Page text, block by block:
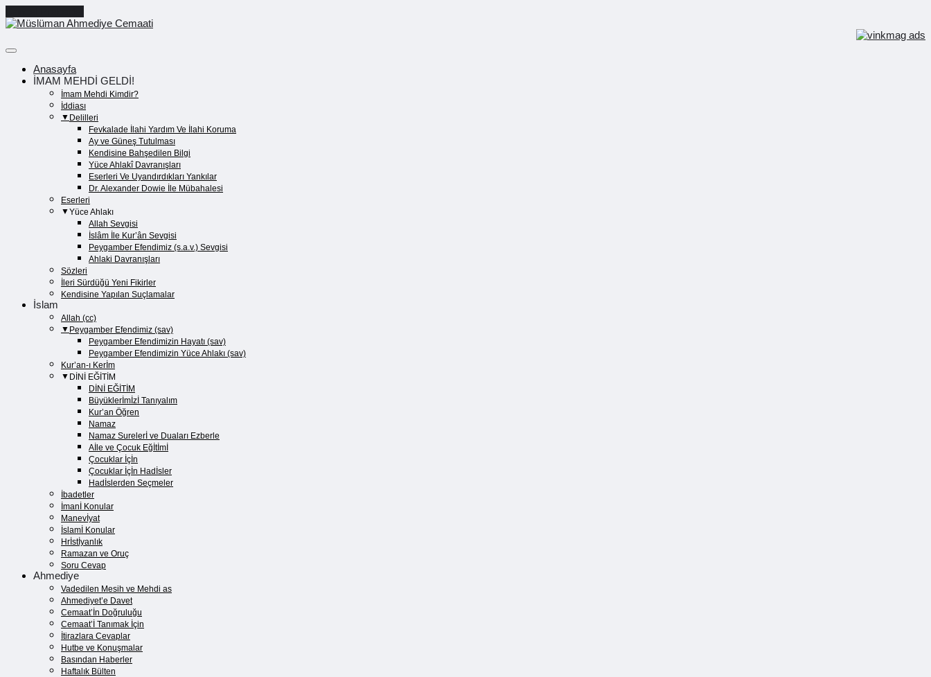
Anasayfa
İMAM MEHDİ GELDİ!
İmam Mehdi Kimdir?
İddiası
Delilleri
Fevkalade İlahi Yardım Ve İlahi Koruma
Ay ve Güneş Tutulması
Kendisine Bahşedilen Bilgi
Yüce Ahlakî Davranışları
Eserleri Ve Uyandırdıkları Yankılar
Dr. Alexander Dowie İle Mübahalesi
Eserleri
Yüce Ahlakı
Allah Sevgisi
İslâm İle Kur’ân Sevgisi
Peygamber Efendimiz (s.a.v.) Sevgisi
Ahlaki Davranışları
Sözleri
İleri Sürdüğü Yeni Fikirler
Kendisine Yapılan Suçlamalar
İslam
Allah (cc)
Peygamber Efendimiz (sav)
Peygamber Efendimizin Hayatı (sav)​
Peygamber Efendimizin Yüce Ahlakı (sav)​
Kur’an-ı Kerİm
DİNİ EĞİTİM
DİNİ EĞİTİM
Büyüklerİmİzİ Tanıyalım
Kur’an Öğren
Namaz
Namaz Surelerİ ve Duaları Ezberle
Aİle ve Çocuk Eğİtİmİ
Çocuklar İçİn
Çocuklar İçİn Hadİsler
Hadİslerden Seçmeler
İbadetler
İmanİ Konular
Manevİyat
İslamİ Konular
Hrİstİyanlık
Ramazan ve Oruç
Soru Cevap
Ahmediye
Vadedilen Mesih ve Mehdi as
Ahmediyet’e Davet
Cemaat’İn Doğruluğu
Cemaat’İ Tanımak İçin
İtirazlara Cevaplar
Hutbe ve Konuşmalar
Basından Haberler
Haftalık Bülten